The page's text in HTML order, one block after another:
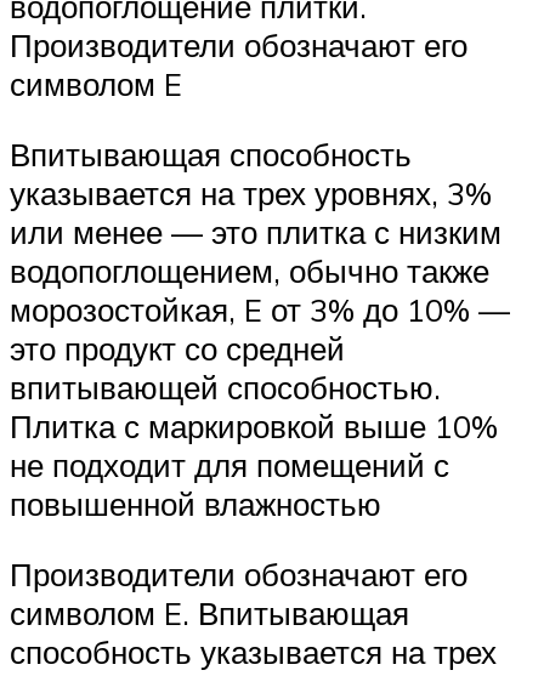
Производители обозначают его
символом E
Впитывающая способность
указывается на трех уровнях, 3%
или менее — это плитка с низким
водопоглощением, обычно также
морозостойкая, E от 3% до 10% —
это продукт со средней
впитывающей способностью.
Плитка с маркировкой выше 10%
не подходит для помещений с
повышенной влажностью
Производители обозначают его
символом E. Впитывающая
способность указывается на трех